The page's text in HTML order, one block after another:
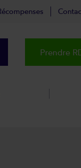
Prendre